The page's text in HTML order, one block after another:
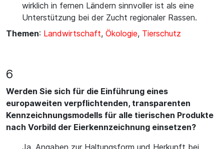
wirklich in fernen Ländern sinnvoller ist als eine
Unterstützung bei der Zucht regionaler Rassen.
Themen: Landwirtschaft, Ökologie, Tierschutz
6
Werden Sie sich für die Einführung eines
europaweiten verpflichtenden, transparenten
Kennzeichnungsmodells für alle tierischen Produkte
nach Vorbild der Eierkennzeichnung einsetzen?
Ja. Angaben zur Haltungsform und Herkunft bei